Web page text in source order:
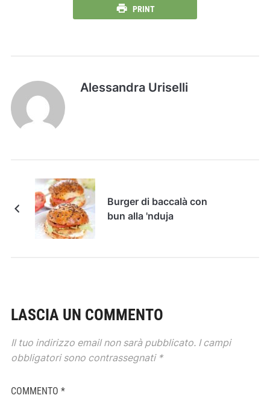
PRINT
Alessandra Uriselli
Burger di baccalà con
bun alla 'nduja
LASCIA UN COMMENTO
Il tuo indirizzo email non sarà pubblicato. I campi
obbligatori sono contrassegnati *
COMMENTO *